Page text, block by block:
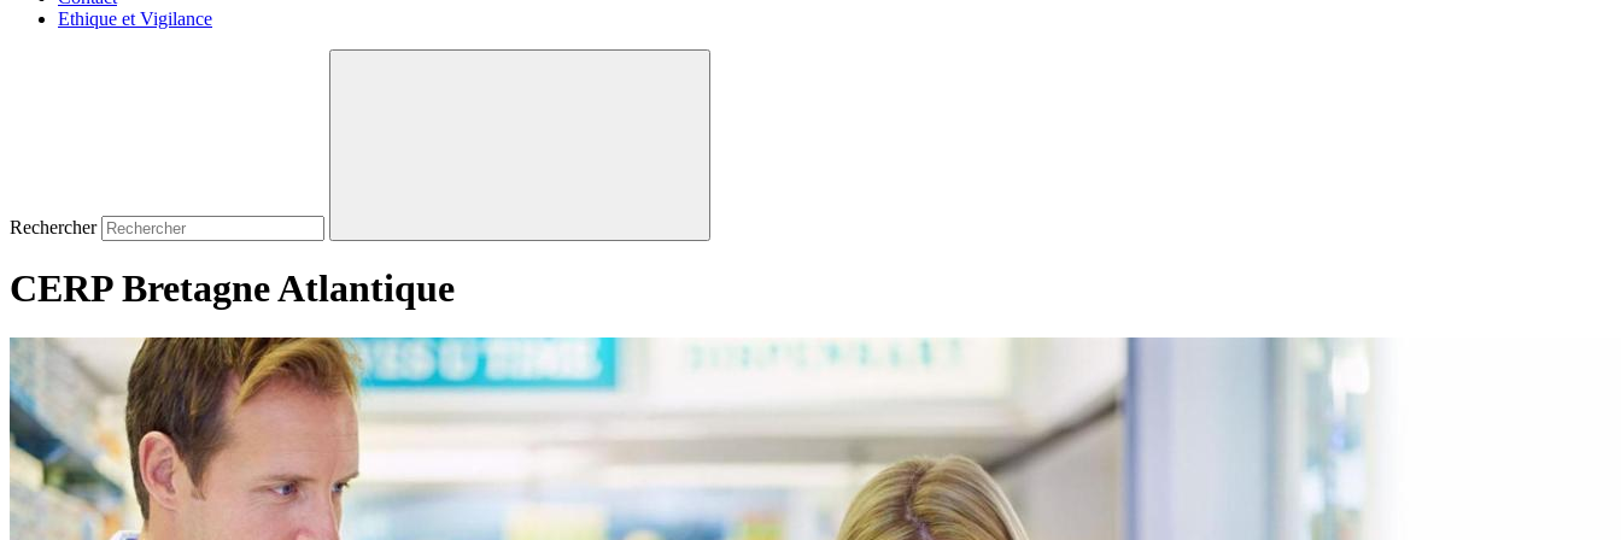
Ethique et Vigilance
Rechercher
CERP Bretagne Atlantique